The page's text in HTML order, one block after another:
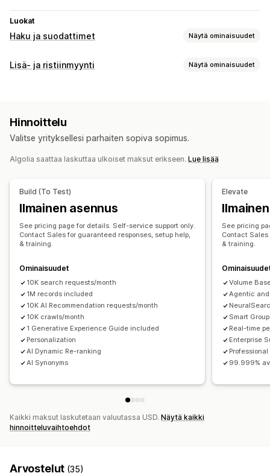
Luokat
Haku ja suodattimet Näytä ominaisuudet
Hakuominaisuudet
Tuotesuositukset
Yksilöity haku Mukautettu järjestys Hakupalkki
Tulosten poissulkeminen
Mobiiliresponsiivisuus
Mukautettu tyyli Suodattimen näkymä
Mukautetut suodattimet Hakutulossivu Lajittelu
Analytiikka
Tekoälytiedot
Mukautetut dashboardit
Reaaliaikainen analytiikka
Hakukyselyt
Lisä- ja ristiinmyynti Näytä ominaisuudet
Mukautettu CSS-koodi
Vedä ja pudota -editori Mukautetut säännöt
Tarjoukset ja suositukset
Usein yhdessä ostetut tuotteet
Tekoälysuositukset
A/B-testaus
Klikkausasteet Konversioasteet
Optimointiehdotukset
Hinnoittelu
Valitse yrityksellesi parhaiten sopiva sopimus.
Algolia saattaa laskuttaa ulkoiset maksut erikseen. Lue lisää
Build (To Test)
Ilmainen asennus
See pricing page for details. Self-service support only.
Contact Sales for guaranteed responses, setup help,
& training.
Ominaisuudet
10K search requests/month
1M records included
10K AI Recommendation requests/month
10K crawls/month
1 Generative Experience Guide included
Personalization
AI Dynamic Re-ranking
AI Synonyms
Elevate
See pricing
Contact
& training.
Volume
Agentic
Smart
Real-time
Enterprise
99.999%
Kaikki maksut laskutetaan valuutassa USD. Näytä kaikki
hinnoitteluvaihtoehdot
Arvostelut (35)